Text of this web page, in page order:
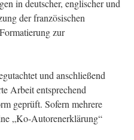
in deutscher, englischer und
der französischen
zur
und anschließend
Arbeit entsprechend
geprüft. Sofern mehrere
„Ko-Autorenerklärung“